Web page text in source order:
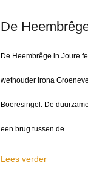
De
De Heembrêge in Joure
wethouder Irona
Boeresingel. De
een brug tussen de
Lees verder